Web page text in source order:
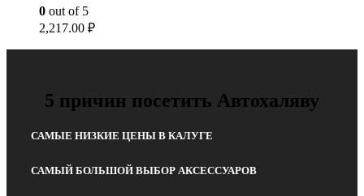
0 out of 5
2,217.00 ₽
5 причин посетить Автохаляву
САМЫЕ НИЗКИЕ ЦЕНЫ В КАЛУГЕ
САМЫЙ БОЛЬШОЙ ВЫБОР АКСЕССУАРОВ